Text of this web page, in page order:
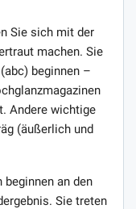
Sie sich mit der
machen. Sie
beginnen –
Andere wichtige
(äußerlich und
beginnen an den
Sie treten